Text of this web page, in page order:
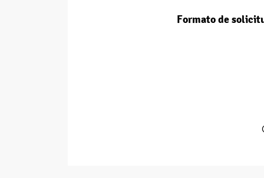
Formato de